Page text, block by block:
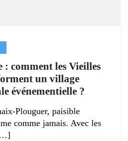
: comment les Vieilles
un village
événementielle ?
Plouguer, paisible
comme jamais. Avec les